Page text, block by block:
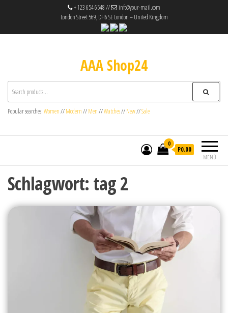
+ 123 654 6548 //
info@your-mail.com
London Street 569, DH6 SE London – United Kingdom
AAA Shop24
Popular searches:Women//Modern//Men//Watches//New//Sale
MENÜ
0
P0.00
Schlagwort: tag 2